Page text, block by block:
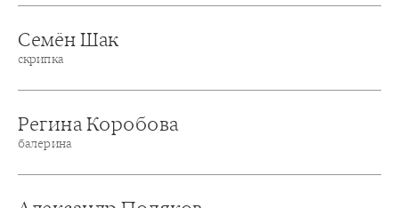
Семён Шак
скрипка
Регина Коробова
балерина